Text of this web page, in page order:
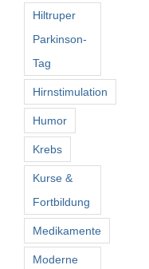
Hiltruper
Parkinson-
Tag
Hirnstimulation
Humor
Krebs
Kurse &
Fortbildung
Medikamente
Moderne